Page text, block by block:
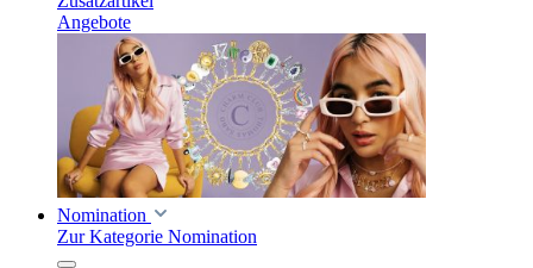
Angebote
Nomination
Zur Kategorie Nomination